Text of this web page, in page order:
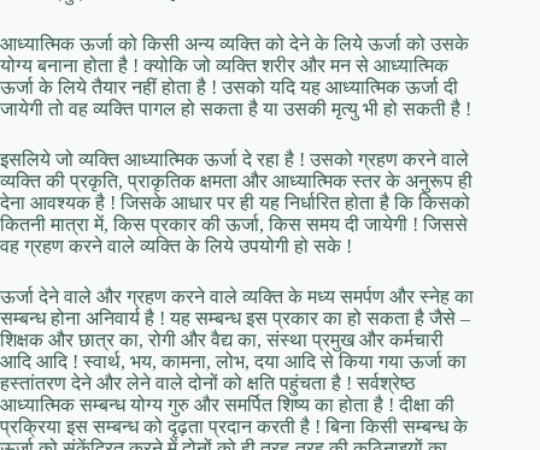
आध्यात्मिक ऊर्जा को किसी अन्य व्यक्ति को देने के लिये ऊर्जा को उसके
योग्य बनाना होता है ! क्योकि जो व्यक्ति शरीर और मन से आध्यात्मिक
ऊर्जा के लिये तैयार नहीं होता है ! उसको यदि यह आध्यात्मिक ऊर्जा दी
जायेगी तो वह व्यक्ति पागल हो सकता है या उसकी मृत्यु भी हो सकती है !
इसलिये जो व्यक्ति आध्यात्मिक ऊर्जा दे रहा है ! उसको ग्रहण करने वाले
व्यक्ति की प्रकृति, प्राकृतिक क्षमता और आध्यात्मिक स्तर के अनुरूप ही
देना आवश्यक है ! जिसके आधार पर ही यह निर्धारित होता है कि किसको
कितनी मात्रा में, किस प्रकार की ऊर्जा, किस समय दी जायेगी ! जिससे
वह ग्रहण करने वाले व्यक्ति के लिये उपयोगी हो सके !
ऊर्जा देने वाले और ग्रहण करने वाले व्यक्ति के मध्य समर्पण और स्नेह का
सम्बन्ध होना अनिवार्य है ! यह सम्बन्ध इस प्रकार का हो सकता है जैसे –
शिक्षक और छात्र का, रोगी और वैद्य का, संस्था प्रमुख और कर्मचारी
आदि आदि ! स्वार्थ, भय, कामना, लोभ, दया आदि से किया गया ऊर्जा का
हस्तांतरण देने और लेने वाले दोनों को क्षति पहुंचता है ! सर्वश्रेष्ठ
आध्यात्मिक सम्बन्ध योग्य गुरु और समर्पित शिष्य का होता है ! दीक्षा की
प्रक्रिया इस सम्बन्ध को दृढ़ता प्रदान करती है ! बिना किसी सम्बन्ध के